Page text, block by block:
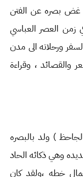
غض بصره عن الفتن
زمن العصر العباسي
ورحلاته الى مدن
والقصائد ، وقراءة
) ولد بالبصره
وهي ذكائه الحاد
خطه ،ولقد كان